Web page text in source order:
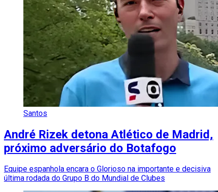
Santos
André Rizek detona Atlético de Madrid,
próximo adversário do Botafogo
Equipe espanhola encara o Glorioso na importante e decisiva
última rodada do Grupo B do Mundial de Clubes